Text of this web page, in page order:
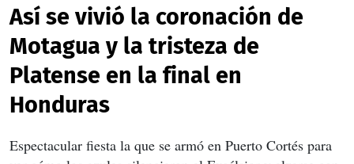
Así se vivió la coronación de
Motagua y la tristeza de
Platense en la final en
Honduras
Espectacular fiesta la que se armó en Puerto Cortés para